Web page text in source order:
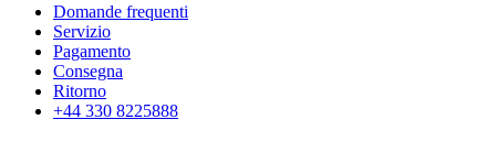
Domande frequenti
Servizio
Pagamento
Consegna
Ritorno
+44 330 8225888